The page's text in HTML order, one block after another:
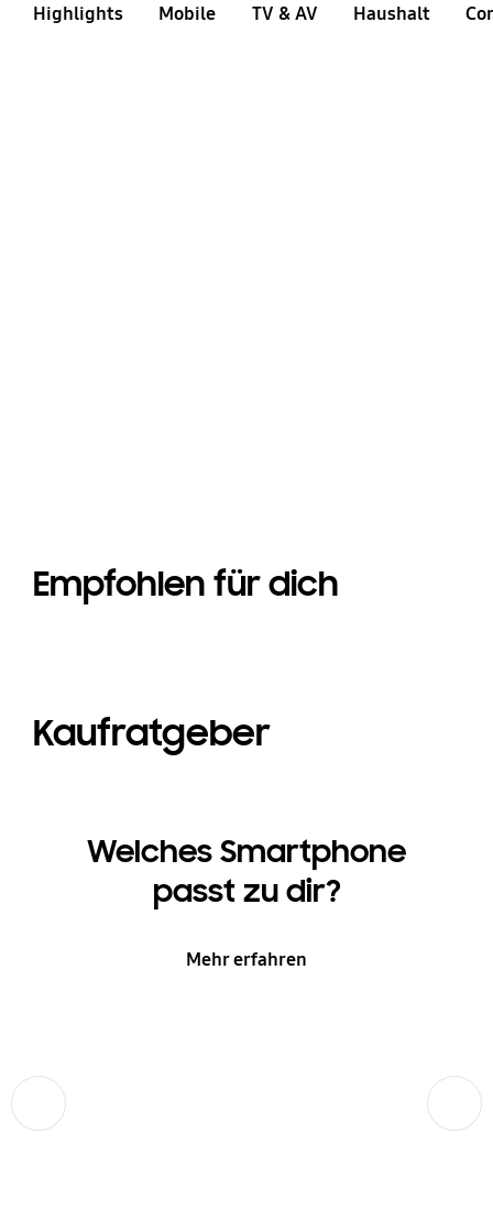
Highlights Mobile TV & AV Haushalt
Empfohlen für dich
Kaufratgeber
Welches Smartphone
passt zu dir?
Mehr erfahren